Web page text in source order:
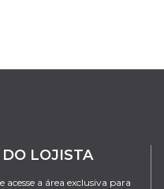
LOJISTA
e acesse a área exclusiva para